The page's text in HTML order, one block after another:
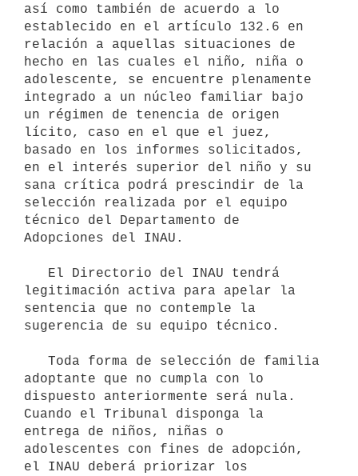
así como también de acuerdo a lo
establecido en el artículo 132.6 en
relación a aquellas situaciones de
hecho en las cuales el niño, niña o
adolescente, se encuentre plenamente
integrado a un núcleo familiar bajo
un régimen de tenencia de origen
lícito, caso en el que el juez,
basado en los informes solicitados,
en el interés superior del niño y su
sana crítica podrá prescindir de la
selección realizada por el equipo
técnico del Departamento de
Adopciones del INAU.
legitimación activa para apelar la
sentencia que no contemple la
sugerencia de su equipo técnico.
adoptante que no cumpla con lo
dispuesto anteriormente será nula.
Cuando el Tribunal disponga la
entrega de niños, niñas o
adolescentes con fines de adopción,
el INAU deberá priorizar los